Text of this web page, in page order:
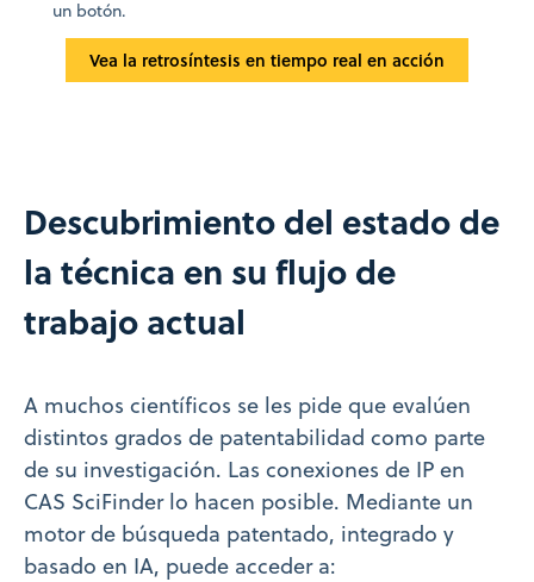
un botón.
Vea la retrosíntesis en tiempo real en acción
Descubrimiento del estado de
la técnica en su flujo de
trabajo actual
A muchos científicos se les pide que evalúen
distintos grados de patentabilidad como parte
de su investigación. Las conexiones de IP en
CAS SciFinder lo hacen posible. Mediante un
motor de búsqueda patentado, integrado y
basado en IA, puede acceder a: